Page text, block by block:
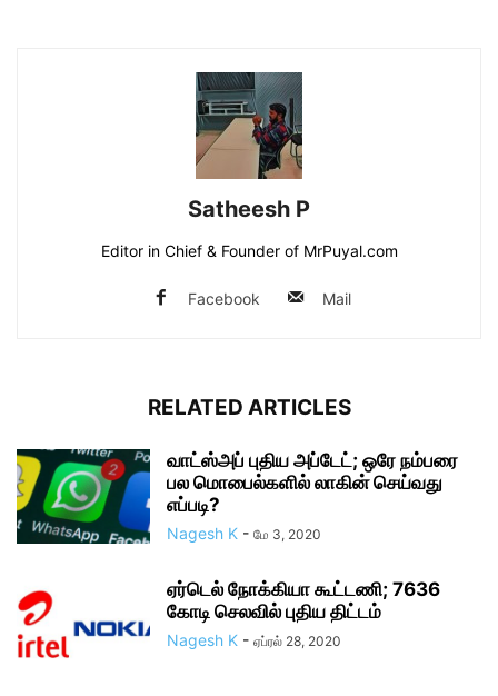
Satheesh P
Editor in Chief & Founder of MrPuyal.com
Facebook Mail
RELATED ARTICLES
வாட்ஸ்அப் புதிய அப்டேட்; ஒரே நம்பரை
பல மொபைல்களில் லாகின் செய்வது
எப்படி?
Nagesh K - மே 3, 2020
ஏர்டெல் நோக்கியா கூட்டணி; 7636
கோடி செலவில் புதிய திட்டம்
Nagesh K - ஏப்ரல் 28, 2020